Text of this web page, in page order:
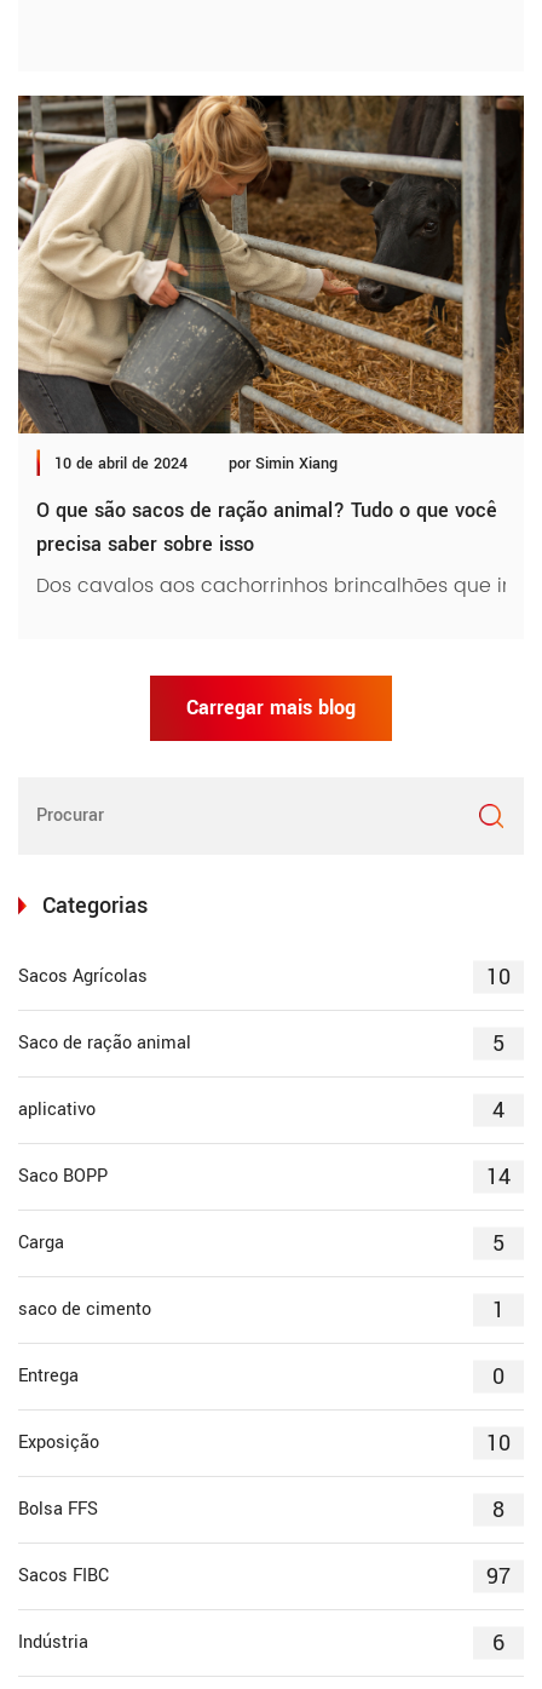
10 de abril de 2024 por Simin Xiang
O que são sacos de ração animal? Tudo o que você
precisa saber sobre isso
Dos cavalos aos cachorrinhos brincalhões que
Carregar mais blog
Categorias
Sacos Agrícolas 10
Saco de ração animal 5
aplicativo 4
Saco BOPP 14
Carga 5
saco de cimento 1
Entrega 0
Exposição 10
Bolsa FFS 8
Sacos FIBC 97
Indústria 6